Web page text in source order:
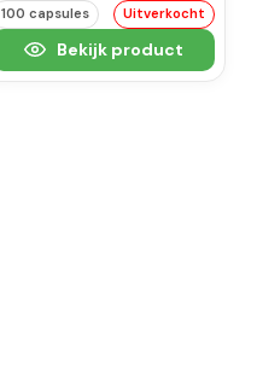
100 capsules Uitverkocht
Bekijk product